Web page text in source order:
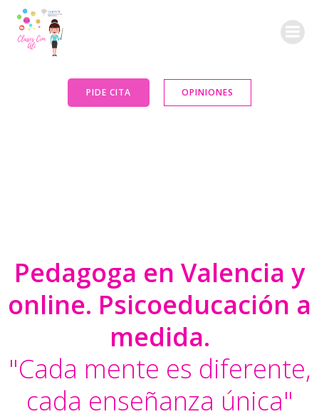
PIDE CITA OPINIONES
Pedagoga en Valencia y
online. Psicoeducación a
medida.
"Cada mente es diferente,
cada enseñanza única"